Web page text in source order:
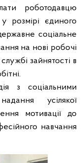
роботодавцю
розмірі єдиного
соціальне
на нові робочі
зайнятості в
з соціальними
усілякої
мотивації до
навчання